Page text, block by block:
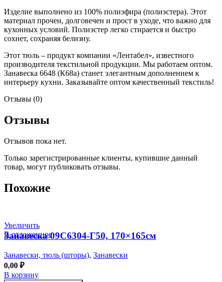
Изделие выполнено из 100% полиэфира (полиэстера). Этот
материал прочен, долговечен и прост в уходе, что важно для
кухонных условий. Полиэстер легко стирается и быстро
сохнет, сохраняя белизну.
Этот тюль – продукт компании «Лентабел», известного
производителя текстильной продукции. Мы работаем оптом.
Занавеска 6648 (К68а) станет элегантным дополнением к
интерьеру кухни. Заказывайте оптом качественный текстиль!
Отзывы (0)
Отзывы
Отзывов пока нет.
Только зарегистрированные клиенты, купившие данный
товар, могут публиковать отзывы.
Похожие
Увеличить
В отложенное
Занавеска 09С6304-Г50, 170×165см
Занавески, тюль (шторы), Занавески
0,00 ₽
В корзину